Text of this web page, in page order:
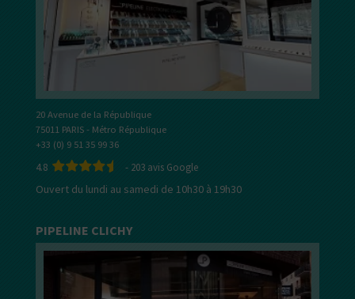
20 Avenue de la République
75011 PARIS - Métro République
+33 (0) 9 51 35 99 36
4.8 - 203 avis Google
Ouvert du lundi au samedi de 10h30 à 19h30
PIPELINE CLICHY